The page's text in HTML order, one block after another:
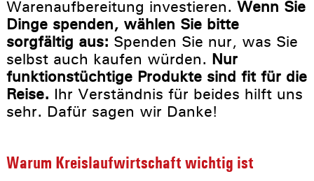
Warenaufbereitung investieren. Wenn Sie
Dinge spenden, wählen Sie bitte
sorgfältig aus: Spenden Sie nur, was Sie
selbst auch kaufen würden. Nur
funktionstüchtige Produkte sind fit für die
Reise. Ihr Verständnis für beides hilft uns
sehr. Dafür sagen wir Danke!
Warum Kreislaufwirtschaft wichtig ist